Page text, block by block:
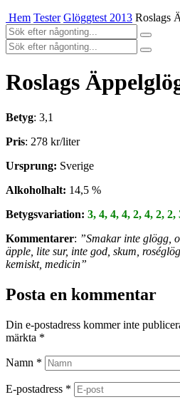
Hem Tester Glöggtest 2013 Roslags
Roslags
Betyg: 3,1
Pris: 278 kr/liter
Ursprung: Sverige
Alkoholhalt: 14,5 %
Betygsvariation: 3, 4, 4, 4, 2, 4, 2, 2,
Kommentarer: ”Smakar inte glögg,
äpple, lite sur, inte god, skum,
kemiskt, medicin”
Posta en kommentar
Din e-postadress kommer inte
märkta *
Namn *
E-postadress *